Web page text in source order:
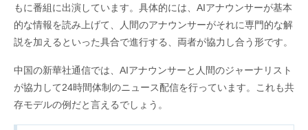
もに番組に出演しています。具体的には、AIアナウンサーが基本
的な情報を読み上げて、人間のアナウンサーがそれに専門的な解
説を加えるといった具合で進行する、両者が協力し合う形です。
中国の新華社通信では、AIアナウンサーと人間のジャーナリスト
が協力して24時間体制のニュース配信を行っています。これも共
存モデルの例だと言えるでしょう。